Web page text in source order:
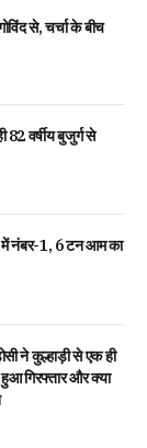
से, चर्चा के बीच
वर्षीय बुजुर्ग से
में नंबर-1, 6 टन आम का
कुल्हाड़ी से एक ही
गिरफ्तार और क्या